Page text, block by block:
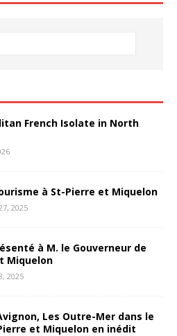
French Isolate in North
à St-Pierre et Miquelon
2025
à M. le Gouverneur de
Miquelon
2025
Les Outre-Mer dans le
et Miquelon en inédit